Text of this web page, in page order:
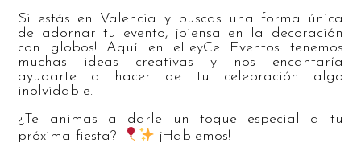
Si estás en Valencia y buscas una forma única
de adornar tu evento, ¡piensa en la decoración
con globos! Aquí en eLeyCe Eventos tenemos
muchas ideas creativas y nos encantaría
ayudarte a hacer de tu celebración algo
inolvidable.
¿Te animas a darle un toque especial a tu
próxima fiesta?
¡Hablemos!